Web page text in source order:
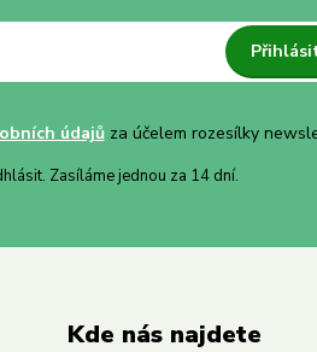
údajůza účelem rozesílky
Zasíláme jednou za 14 dní.
Kde nás najdete